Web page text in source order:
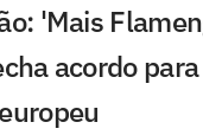
'Mais
acordo